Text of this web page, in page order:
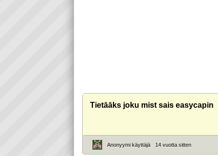
Tietāāks joku mist sais easycapin
Anonyymi käyttäjä 14 vuotta sitten